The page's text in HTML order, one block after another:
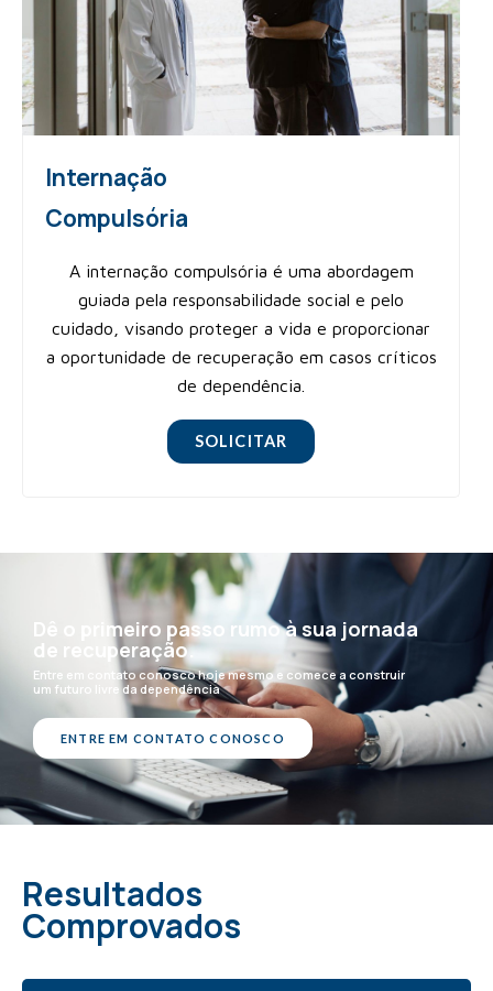
Internação
Compulsória
A internação compulsória é uma abordagem
guiada pela responsabilidade social e pelo
cuidado, visando proteger a vida e proporcionar
a oportunidade de recuperação em casos críticos
de dependência.
SOLICITAR
Dê o primeiro passo rumo à sua jornada
de recuperação.
Entre em contato conosco hoje mesmo e comece a construir
um futuro livre da dependência
ENTRE EM CONTATO CONOSCO
Resultados
Comprovados